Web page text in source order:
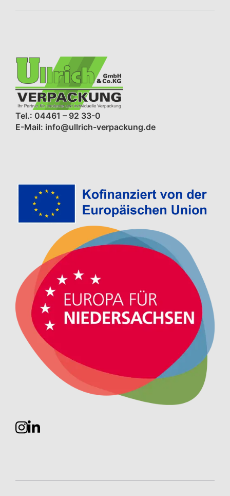
Tel.: 04461 – 92 33-0
E-Mail: info@ullrich-verpackung.de